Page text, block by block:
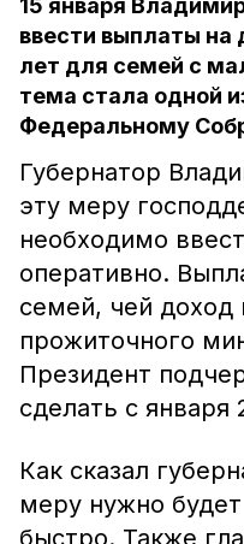
15 января
ввести выплаты на
лет для семей с
тема стала одной
Федеральному
Губернатор
эту меру
необходимо
оперативно.
семей, чей доход
прожиточного
Президент
сделать с января
Как сказал
меру нужно будет
быстро. Также